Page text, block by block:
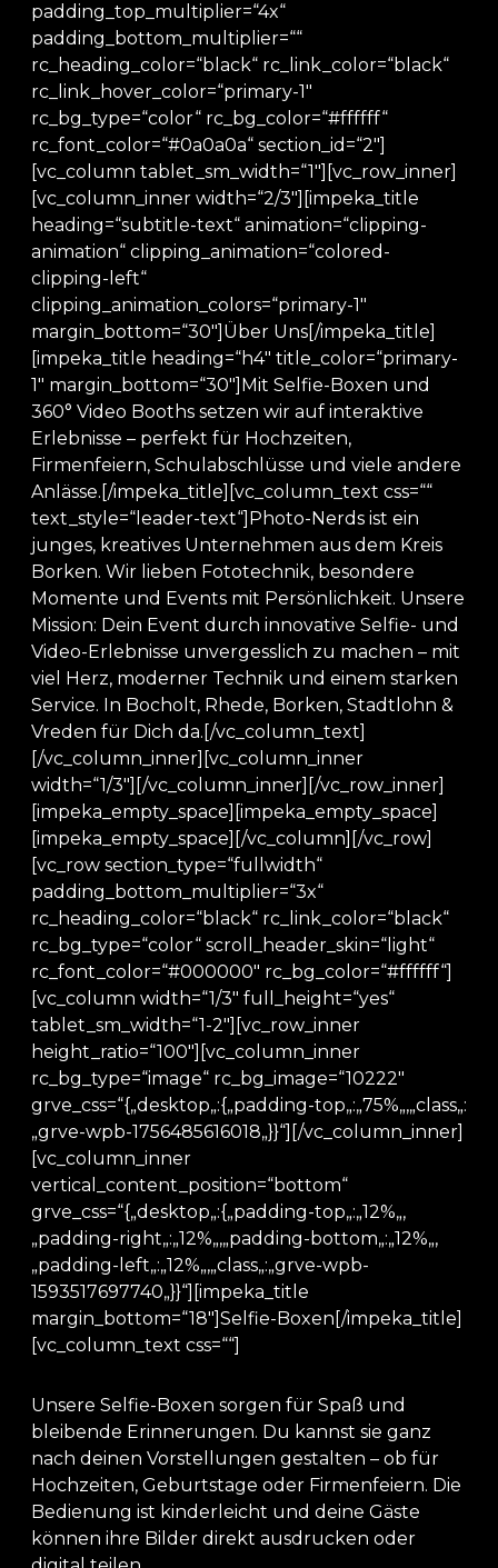
padding_top_multiplier=“4x“
padding_bottom_multiplier=““
rc_heading_color=“black“ rc_link_color=“black“
rc_link_hover_color=“primary-1″
rc_bg_type=“color“ rc_bg_color=“#ffffff“
rc_font_color=“#0a0a0a“ section_id=“2″]
[vc_column tablet_sm_width=“1″][vc_row_inner]
[vc_column_inner width=“2/3″][impeka_title
heading=“subtitle-text“ animation=“clipping-
animation“ clipping_animation=“colored-
clipping-left“
clipping_animation_colors=“primary-1″
margin_bottom=“30″]Über Uns[/impeka_title]
[impeka_title heading=“h4″ title_color=“primary-
1″ margin_bottom=“30″]Mit Selfie-Boxen und
360° Video Booths setzen wir auf interaktive
Erlebnisse – perfekt für Hochzeiten,
Firmenfeiern, Schulabschlüsse und viele andere
Anlässe.[/impeka_title][vc_column_text css=““
text_style=“leader-text“]Photo-Nerds ist ein
junges, kreatives Unternehmen aus dem Kreis
Borken. Wir lieben Fototechnik, besondere
Momente und Events mit Persönlichkeit. Unsere
Mission: Dein Event durch innovative Selfie- und
Video-Erlebnisse unvergesslich zu machen – mit
viel Herz, moderner Technik und einem starken
Service. In Bocholt, Rhede, Borken, Stadtlohn &
Vreden für Dich da.[/vc_column_text]
[/vc_column_inner][vc_column_inner
width=“1/3″][/vc_column_inner][/vc_row_inner]
[impeka_empty_space][impeka_empty_space]
[impeka_empty_space][/vc_column][/vc_row]
[vc_row section_type=“fullwidth“
padding_bottom_multiplier=“3x“
rc_heading_color=“black“ rc_link_color=“black“
rc_bg_type=“color“ scroll_header_skin=“light“
rc_font_color=“#000000″ rc_bg_color=“#ffffff“]
[vc_column width=“1/3″ full_height=“yes“
tablet_sm_width=“1-2″][vc_row_inner
height_ratio=“100″][vc_column_inner
rc_bg_type=“image“ rc_bg_image=“10222″
grve_css=“{„desktop„:{„padding-top„:„75%„,„class„:
„grve-wpb-1756485616018„}}“][/vc_column_inner]
[vc_column_inner
vertical_content_position=“bottom“
grve_css=“{„desktop„:{„padding-top„:„12%„,
„padding-right„:„12%„,„padding-bottom„:„12%„,
„padding-left„:„12%„,„class„:„grve-wpb-
1593517697740„}}“][impeka_title
margin_bottom=“18″]Selfie-Boxen[/impeka_title]
[vc_column_text css=““]
Unsere Selfie-Boxen sorgen für Spaß und
bleibende Erinnerungen. Du kannst sie ganz
nach deinen Vorstellungen gestalten – ob für
Hochzeiten, Geburtstage oder Firmenfeiern. Die
Bedienung ist kinderleicht und deine Gäste
können ihre Bilder direkt ausdrucken oder